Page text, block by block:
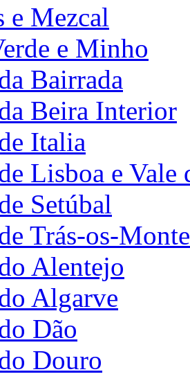
e Mezcal
e Minho
Bairrada
Beira Interior
Italia
Lisboa e Vale
Setúbal
Trás-os-
Alentejo
Algarve
Dão
Douro